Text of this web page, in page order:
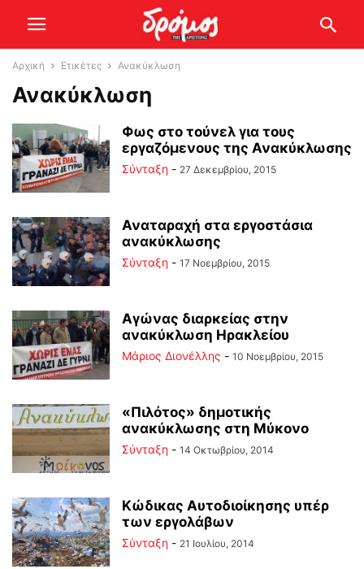
Αρχική Ετικέτες Ανακύκλωση
Ανακύκλωση
Φως στο τούνελ για τους
εργαζόμενους της Ανακύκλωσης
Σύνταξη - 27 Δεκεμβρίου, 2015
Αναταραχή στα εργοστάσια
ανακύκλωσης
Σύνταξη - 17 Νοεμβρίου, 2015
Αγώνας διαρκείας στην
ανακύκλωση Ηρακλείου
Μάριος Διονέλλης - 10 Νοεμβρίου, 2015
«Πιλότος» δημοτικής
ανακύκλωσης στη Μύκονο
Σύνταξη - 14 Οκτωβρίου, 2014
Κώδικας Αυτοδιοίκησης υπέρ
των εργολάβων
Σύνταξη - 21 Ιουλίου, 2014